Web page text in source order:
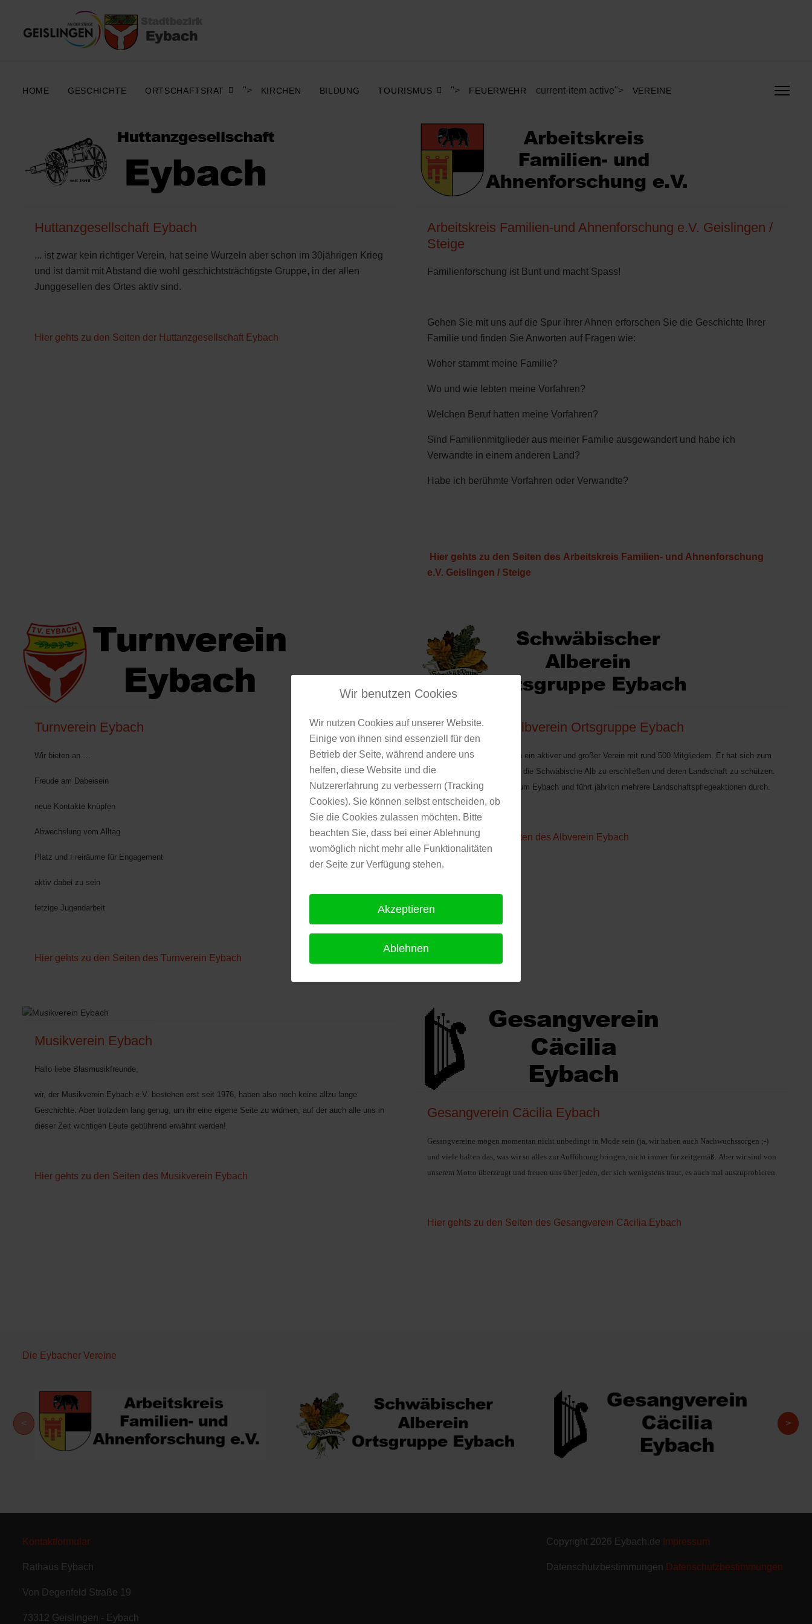
HOME GESCHICHTE ORTSCHAFTSRAT "> KIRCHEN BILDUNG TOURISMUS "> FEUERWEHR current-item active"> VEREINE
Huttanzgesellschaft Eybach
... ist zwar kein richtiger Verein, hat seine Wurzeln aber schon im 30jährigen Krieg
und ist damit mit Abstand die wohl geschichtsträchtigste Gruppe, in der allen
Junggesellen des Ortes aktiv sind.
Hier gehts zu den Seiten der Huttanzgesellschaft Eybach
Arbeitskreis Familien-und Ahnenforschung e.V. Geislingen /
Steige
Familienforschung ist Bunt und macht Spass!
Gehen Sie mit uns auf die Spur ihrer Ahnen erforschen Sie die Geschichte Ihrer
Familie und finden Sie Anworten auf Fragen wie:
Woher stammt meine Familie?
Wo und wie lebten meine Vorfahren?
Welchen Beruf hatten meine Vorfahren?
Sind Familienmitglieder aus meiner Familie ausgewandert und habe ich
Verwandte in einem anderen Land?
Habe ich berühmte Vorfahren oder Verwandte?
Hier gehts zu den Seiten des Arbeitskreis Familien- und Ahnenforschung
e.V. Geislingen / Steige
Turnverein Eybach
Wir bieten an….
Freude am Dabeisein
neue Kontakte knüpfen
Abwechslung vom Alltag
Platz und Freiräume für Engagement
aktiv dabei zu sein
fetzige Jugendarbeit
Hier gehts zu den Seiten des Turnverein Eybach
Schwäbischer Albverein Ortsgruppe Eybach
Der Albverein ist in Eybach ein aktiver und großer Verein mit rund 500 Mitgliedern. Er hat sich zum
Ziel gesetzt, Interessierten die Schwäbische Alb zu erschließen und deren Landschaft zu schützen.
Er pflegt die Wanderwege um Eybach und führt jährlich mehrere Landschaftspflegeaktionen durch.
Hier gehts zu den Seiten des Albverein Eybach
Musikverein Eybach
Hallo liebe Blasmusikfreunde,
wir, der Musikverein Eybach e.V. bestehen erst seit 1976, haben also noch keine allzu lange
Geschichte. Aber trotzdem lang genug, um ihr eine eigene Seite zu widmen, auf der auch alle uns in
dieser Zeit wichtigen Leute gebührend erwähnt werden!
Hier gehts zu den Seiten des Musikverein Eybach
Gesangverein Cäcilia Eybach
Gesangvereine mögen momentan nicht unbedingt in Mode sein (ja, wir haben auch Nachwuchssorgen ;-)
und viele halten das, was wir so alles zur Aufführung bringen, nicht immer für zeitgemäß. Aber wir sind von
unserem Motto überzeugt und freuen uns über jeden, der sich wenigstens traut, es auch mal auszuprobieren.
Hier gehts zu den Seiten des Gesangverein Cäcilia Eybach
Die Eybacher Vereine
< >
Kontaktformular
Rathaus Eybach
Von Degenfeld Straße 19
73312 Geislingen - Eybach
Copyright 2026 Eybach.de Impressum
Datenschutzbestimmungen Datenschutzbestimmungen
Wir benutzen Cookies
Wir nutzen Cookies auf unserer Website.
Einige von ihnen sind essenziell für den
Betrieb der Seite, während andere uns
helfen, diese Website und die
Nutzererfahrung zu verbessern (Tracking
Cookies). Sie können selbst entscheiden, ob
Sie die Cookies zulassen möchten. Bitte
beachten Sie, dass bei einer Ablehnung
womöglich nicht mehr alle Funktionalitäten
der Seite zur Verfügung stehen.
Akzeptieren
Ablehnen